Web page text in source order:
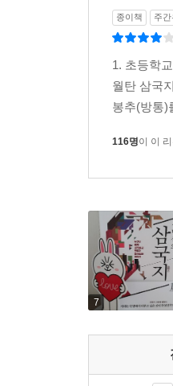
면서 왕권을
게 왕씨 성을
나누어 주는
부의 적을 끌
---「똑똑한 놈,
종이책 주
1. 초등학
월탄 삼국
봉추(방통)
116명이 이
7